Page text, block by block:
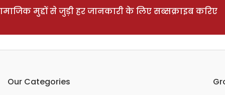
मुद्दों से जुड़ी हर जानकारी के लिए सब्सक्राइब करिए
Our Categories